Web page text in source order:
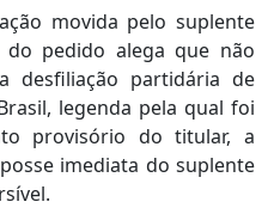
movida pelo suplente
pedido alega que não
desfiliação partidária de
legenda pela qual foi
provisório do titular, a
imediata do suplente